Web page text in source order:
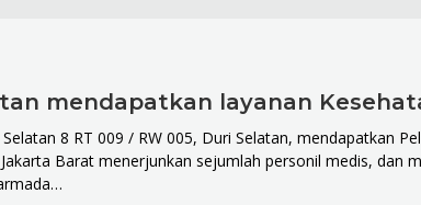
mendapatkan layanan
8 RT 009 / RW 005, Duri Selatan, mendapatkan
Barat menerjunkan sejumlah personil medis, dan